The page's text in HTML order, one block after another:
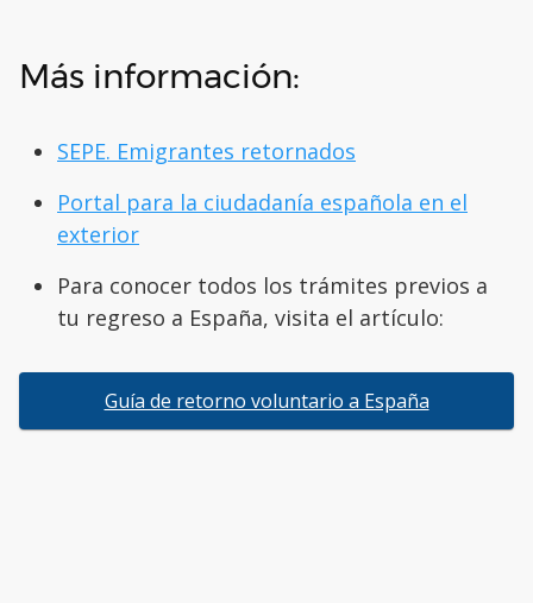
Más información:
SEPE. Emigrantes retornados
Portal para la ciudadanía española en el
exterior
Para conocer todos los trámites previos a
tu regreso a España, visita el artículo:
Guía de retorno voluntario a España